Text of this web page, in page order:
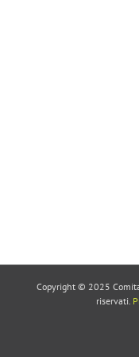
Copyright © 2025
riservati.